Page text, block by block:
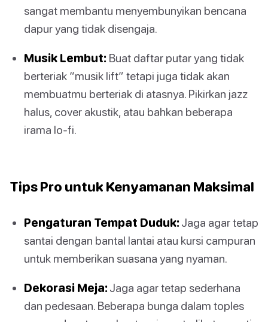
sangat membantu menyembunyikan bencana
dapur yang tidak disengaja.
Musik Lembut: Buat daftar putar yang tidak
berteriak “musik lift” tetapi juga tidak akan
membuatmu berteriak di atasnya. Pikirkan jazz
halus, cover akustik, atau bahkan beberapa
irama lo-fi.
Tips Pro untuk Kenyamanan Maksimal
Pengaturan Tempat Duduk: Jaga agar tetap
santai dengan bantal lantai atau kursi campuran
untuk memberikan suasana yang nyaman.
Dekorasi Meja: Jaga agar tetap sederhana
dan pedesaan. Beberapa bunga dalam toples